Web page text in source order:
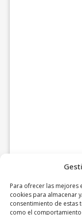
Para ofrecer las mejores
cookies para almacenar
consentimiento de
como el